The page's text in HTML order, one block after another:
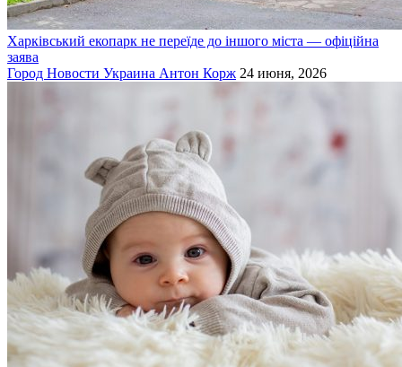
Харківський екопарк не переїде до іншого міста — офіційна
заява
Город Новости Украина Антон Корж 24 июня, 2026